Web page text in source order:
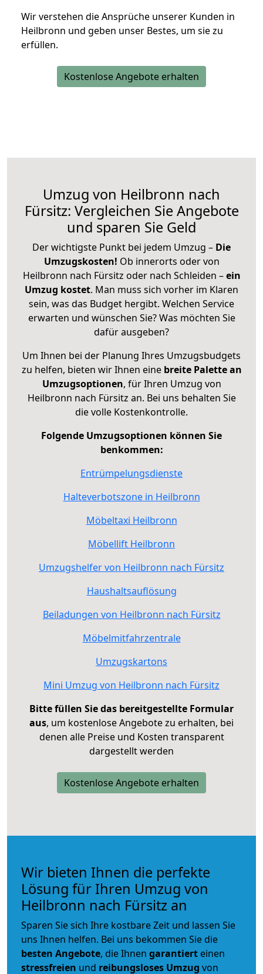
Wir verstehen die Ansprüche unserer Kunden in
Heilbronn und geben unser Bestes, um sie zu
erfüllen.
Kostenlose Angebote erhalten
Umzug von Heilbronn nach
Fürsitz: Vergleichen Sie Angebote
und sparen Sie Geld
Der wichtigste Punkt bei jedem Umzug – Die
Umzugskosten! Ob innerorts oder von
Heilbronn nach Fürsitz oder nach Schleiden –ein
Umzug kostet. Man muss sich vorher im Klaren
sein, was das Budget hergibt. Welchen Service
erwarten und wünschen Sie? Was möchten Sie
dafür ausgeben?
Um Ihnen bei der Planung Ihres Umzugsbudgets
zu helfen, bieten wir Ihnen eine breite Palette an
Umzugsoptionen, für Ihren Umzug von
Heilbronn nach Fürsitz an. Bei uns behalten Sie
die volle Kostenkontrolle.
Folgende Umzugsoptionen können Sie
benkommen:
Entrümpelungsdienste
Halteverbotszone in Heilbronn
Möbeltaxi Heilbronn
Möbellift Heilbronn
Umzugshelfer von Heilbronn nach Fürsitz
Haushaltsauflösung
Beiladungen von Heilbronn nach Fürsitz
Möbelmitfahrzentrale
Umzugskartons
Mini Umzug von Heilbronn nach Fürsitz
Bitte füllen Sie das bereitgestellte Formular
aus, um kostenlose Angebote zu erhalten, bei
denen alle Preise und Kosten transparent
dargestellt werden
Kostenlose Angebote erhalten
Wir bieten Ihnen die perfekte
Lösung für Ihren Umzug von
Heilbronn nach Fürsitz an
Sparen Sie sich Ihre kostbare Zeit und lassen Sie
uns Ihnen helfen. Bei uns bekommen Sie die
besten Angebote, die Ihnen garantiert einen
stressfreien und reibungsloses Umzug von